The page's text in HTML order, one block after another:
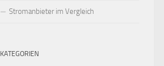
Stromanbieter im Vergleich
KATEGORIEN